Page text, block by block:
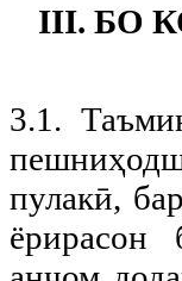
III. БО
3.1.
пулакӣ,
ёрирасон